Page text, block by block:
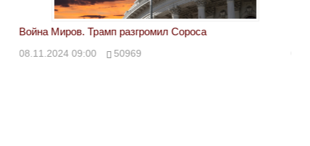
Война Миров. Трамп разгромил Сороса
08.11.2024 09:00 50969